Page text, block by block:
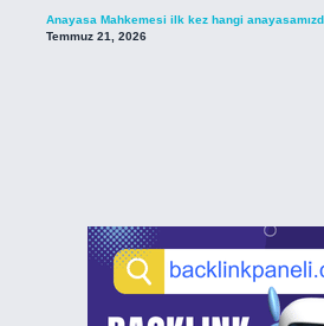
Anayasa Mahkemesi ilk kez hangi
Temmuz 21, 2026